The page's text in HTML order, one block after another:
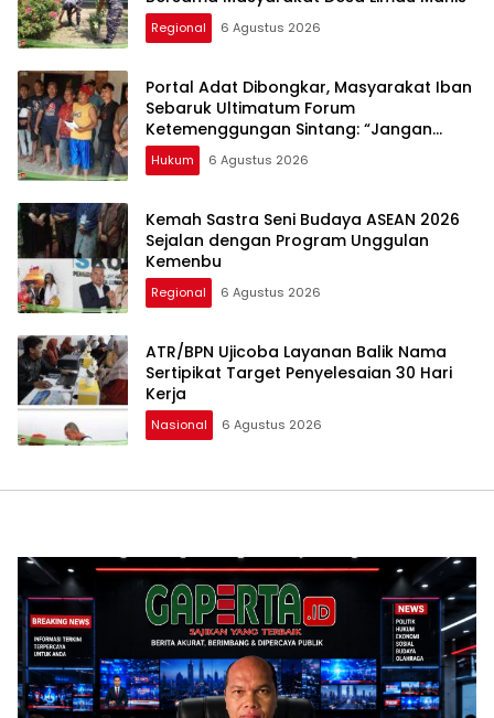
Regional 6 Agustus 2026
Portal Adat Dibongkar, Masyarakat Iban
Sebaruk Ultimatum Forum
Ketemenggungan Sintang: “Jangan
Biarkan Hukum Adat Dilecehkan”
Hukum 6 Agustus 2026
Kemah Sastra Seni Budaya ASEAN 2026
Sejalan dengan Program Unggulan
Kemenbu
Regional 6 Agustus 2026
ATR/BPN Ujicoba Layanan Balik Nama
Sertipikat Target Penyelesaian 30 Hari
Kerja
Nasional 6 Agustus 2026